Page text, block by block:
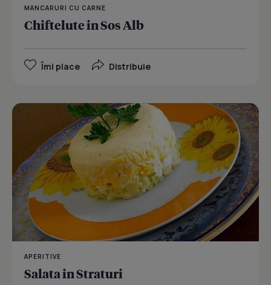
MANCARURI CU CARNE
Chiftelute in Sos Alb
Îmi place Distribuie
APERITIVE
Salata in Straturi